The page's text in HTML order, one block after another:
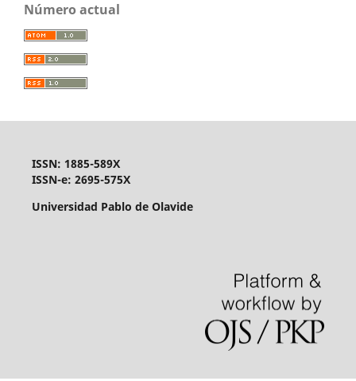
Número actual
ISSN: 1885-589X
ISSN-e: 2695-575X
Universidad Pablo de Olavide